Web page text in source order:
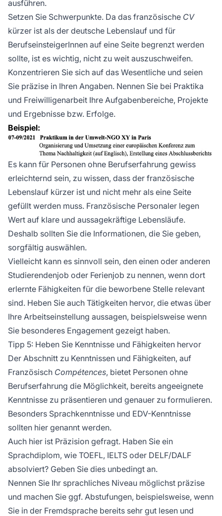
ausführen.
Setzen Sie Schwerpunkte. Da das französische CV
kürzer ist als der deutsche Lebenslauf und für
BerufseinsteigerInnen auf eine Seite begrenzt werden
sollte, ist es wichtig, nicht zu weit auszuschweifen.
Konzentrieren Sie sich auf das Wesentliche und seien
Sie präzise in Ihren Angaben. Nennen Sie bei Praktika
und Freiwilligenarbeit Ihre Aufgabenbereiche, Projekte
und Ergebnisse bzw. Erfolge.
Beispiel:
Es kann für Personen ohne Berufserfahrung gewiss
erleichternd sein, zu wissen, dass der französische
Lebenslauf kürzer ist und nicht mehr als eine Seite
gefüllt werden muss. Französische Personaler legen
Wert auf klare und aussagekräftige Lebensläufe.
Deshalb sollten Sie die Informationen, die Sie geben,
sorgfältig auswählen.
Vielleicht kann es sinnvoll sein, den einen oder anderen
Studierendenjob oder Ferienjob zu nennen, wenn dort
erlernte Fähigkeiten für die beworbene Stelle relevant
sind. Heben Sie auch Tätigkeiten hervor, die etwas über
Ihre Arbeitseinstellung aussagen, beispielsweise wenn
Sie besonderes Engagement gezeigt haben.
Tipp 5: Heben Sie Kenntnisse und Fähigkeiten hervor
Der Abschnitt zu Kenntnissen und Fähigkeiten, auf
Französisch Compétences, bietet Personen ohne
Berufserfahrung die Möglichkeit, bereits angeeignete
Kenntnisse zu präsentieren und genauer zu formulieren.
Besonders Sprachkenntnisse und EDV-Kenntnisse
sollten hier genannt werden.
Auch hier ist Präzision gefragt. Haben Sie ein
Sprachdiplom, wie TOEFL, IELTS oder DELF/DALF
absolviert? Geben Sie dies unbedingt an.
Nennen Sie Ihr sprachliches Niveau möglichst präzise
und machen Sie ggf. Abstufungen, beispielsweise, wenn
Sie in der Fremdsprache bereits sehr gut lesen und